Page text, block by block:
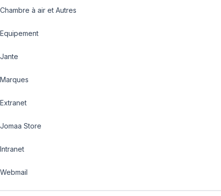
Chambre à air et Autres
Equipement
Jante
Marques
Extranet
Jomaa Store
Intranet
Webmail